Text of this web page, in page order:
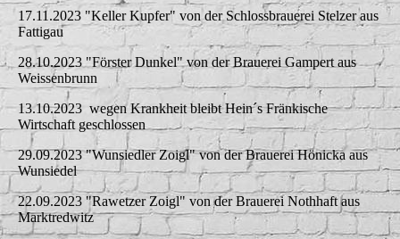
17.11.2023 "Keller Kupfer" von der Schlossbrauerei Stelzer aus
Fattigau
28.10.2023 "Förster Dunkel" von der Brauerei Gampert aus
Weissenbrunn
13.10.2023 wegen Krankheit bleibt Hein´s Fränkische
Wirtschaft geschlossen
29.09.2023 "Wunsiedler Zoigl" von der Brauerei Hönicka aus
Wunsiedel
22.09.2023 "Rawetzer Zoigl" von der Brauerei Nothhaft aus
Marktredwitz